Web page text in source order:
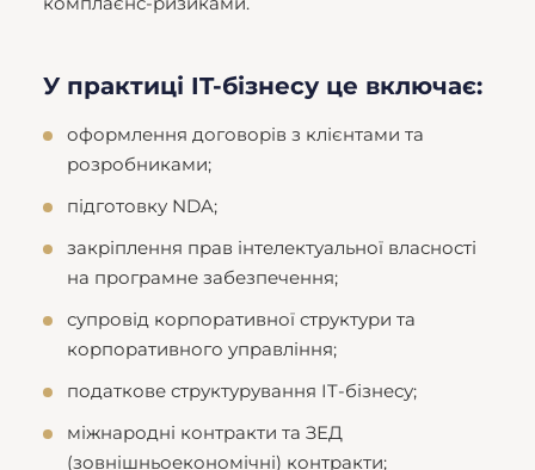
У практиці IT-бізнесу це включає:
оформлення договорів з клієнтами та
розробниками;
підготовку NDA;
закріплення прав інтелектуальної власності
на програмне забезпечення;
супровід корпоративної структури та
корпоративного управління;
податкове структурування IT-бізнесу;
міжнародні контракти та ЗЕД
(зовнішньоекономічні) контракти;